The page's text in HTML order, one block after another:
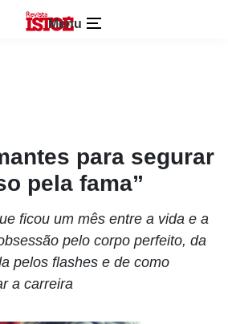
Menu
para segurar
pela fama”
ficou um mês entre a vida e a
pelo corpo perfeito, da
pelos flashes e de como
a carreira